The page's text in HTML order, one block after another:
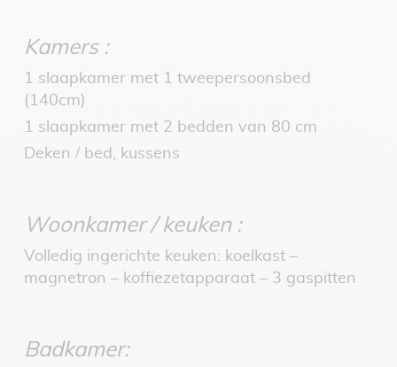
Kamers :
1 slaapkamer met 1 tweepersoonsbed
(140cm)
1 slaapkamer met 2 bedden van 80 cm
Deken / bed, kussens
Woonkamer / keuken :
Volledig ingerichte keuken: koelkast –
magnetron – koffiezetapparaat – 3 gaspitten
Badkamer: